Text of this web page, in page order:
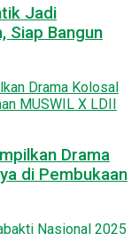
Jadi
Siap Bangun
Drama
di Pembukaan